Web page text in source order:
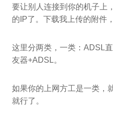
要让别人连接到你的机子上
的IP了。下载我上传的附件
这里分两类，一类：ADSL
友器+ADSL。
如果你的上网方工是一类，
就行了。